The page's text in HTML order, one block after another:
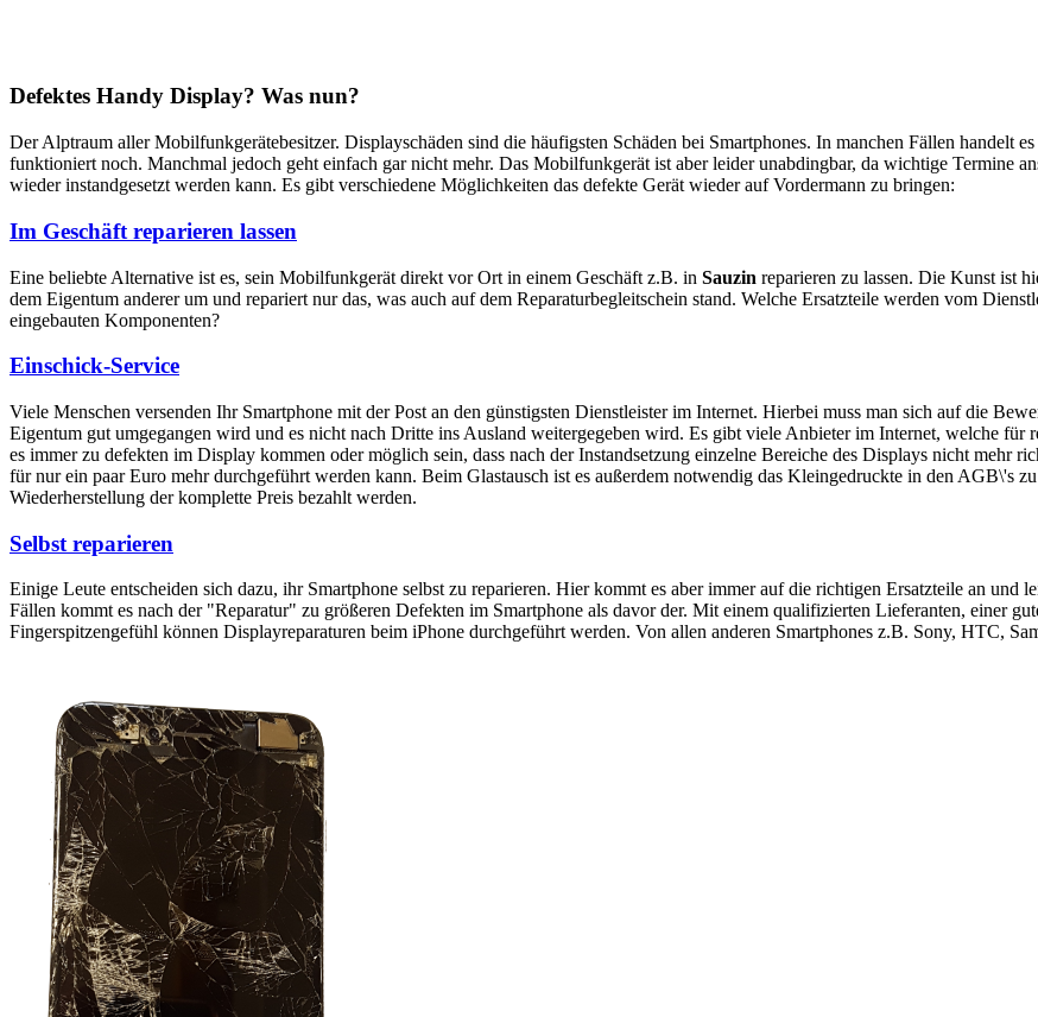
Defektes Handy Display? Was nun?
Der Alptraum aller Mobilfunkgerätebesitzer. Displayschäden sind die häufigsten Schäden bei Smartphones. In manchen Fällen handelt
funktioniert noch. Manchmal jedoch geht einfach gar nicht mehr. Das Mobilfunkgerät ist aber leider unabdingbar, da wichtige Termine
wieder instandgesetzt werden kann. Es gibt verschiedene Möglichkeiten das defekte Gerät wieder auf Vordermann zu bringen:
Im Geschäft reparieren lassen
Eine beliebte Alternative ist es, sein Mobilfunkgerät direkt vor Ort in einem Geschäft z.B. in Sauzin reparieren zu lassen. Die Kunst ist
dem Eigentum anderer um und repariert nur das, was auch auf dem Reparaturbegleitschein stand. Welche Ersatzteile werden vom
eingebauten Komponenten?
Einschick-Service
Viele Menschen versenden Ihr Smartphone mit der Post an den günstigsten Dienstleister im Internet. Hierbei muss man sich auf die
Eigentum gut umgegangen wird und es nicht nach Dritte ins Ausland weitergegeben wird. Es gibt viele Anbieter im Internet, welche für
es immer zu defekten im Display kommen oder möglich sein, dass nach der Instandsetzung einzelne Bereiche des Displays nicht mehr
für nur ein paar Euro mehr durchgeführt werden kann. Beim Glastausch ist es außerdem notwendig das Kleingedruckte in den AGB\'s
Wiederherstellung der komplette Preis bezahlt werden.
Selbst reparieren
Einige Leute entscheiden sich dazu, ihr Smartphone selbst zu reparieren. Hier kommt es aber immer auf die richtigen Ersatzteile an und
Fällen kommt es nach der "Reparatur" zu größeren Defekten im Smartphone als davor der. Mit einem qualifizierten Lieferanten, einer
Fingerspitzengefühl können Displayreparaturen beim iPhone durchgeführt werden. Von allen anderen Smartphones z.B. Sony, HTC,